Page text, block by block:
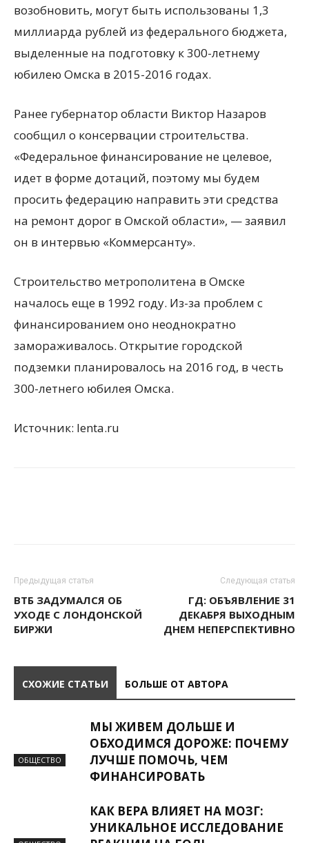
возобновить, могут быть использованы 1,3
миллиарда рублей из федерального бюджета,
выделенные на подготовку к 300-летнему
юбилею Омска в 2015-2016 годах.
Ранее губернатор области Виктор Назаров
сообщил о консервации строительства.
«Федеральное финансирование не целевое,
идет в форме дотаций, поэтому мы будем
просить федерацию направить эти средства
на ремонт дорог в Омской области», — заявил
он в интервью «Коммерсанту».
Строительство метрополитена в Омске
началось еще в 1992 году. Из-за проблем с
финансированием оно неоднократно
замораживалось. Открытие городской
подземки планировалось на 2016 год, в честь
300-летнего юбилея Омска.
Источник: lenta.ru
Предыдущая статья
ВТБ ЗАДУМАЛСЯ ОБ
УХОДЕ С ЛОНДОНСКОЙ
БИРЖИ
Следующая статья
ГД: ОБЪЯВЛЕНИЕ 31
ДЕКАБРЯ ВЫХОДНЫМ
ДНЕМ НЕПЕРСПЕКТИВНО
СХОЖИЕ СТАТЬИ БОЛЬШЕ ОТ АВТОРА
ОБЩЕСТВО
МЫ ЖИВЕМ ДОЛЬШЕ И
ОБХОДИМСЯ ДОРОЖЕ: ПОЧЕМУ
ЛУЧШЕ ПОМОЧЬ, ЧЕМ
ФИНАНСИРОВАТЬ
КАК ВЕРА ВЛИЯЕТ НА МОЗГ:
УНИКАЛЬНОЕ ИССЛЕДОВАНИЕ